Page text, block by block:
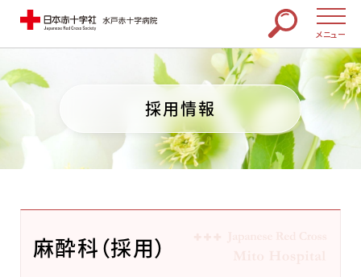
メニュー
採用情報
麻酔科（採用）